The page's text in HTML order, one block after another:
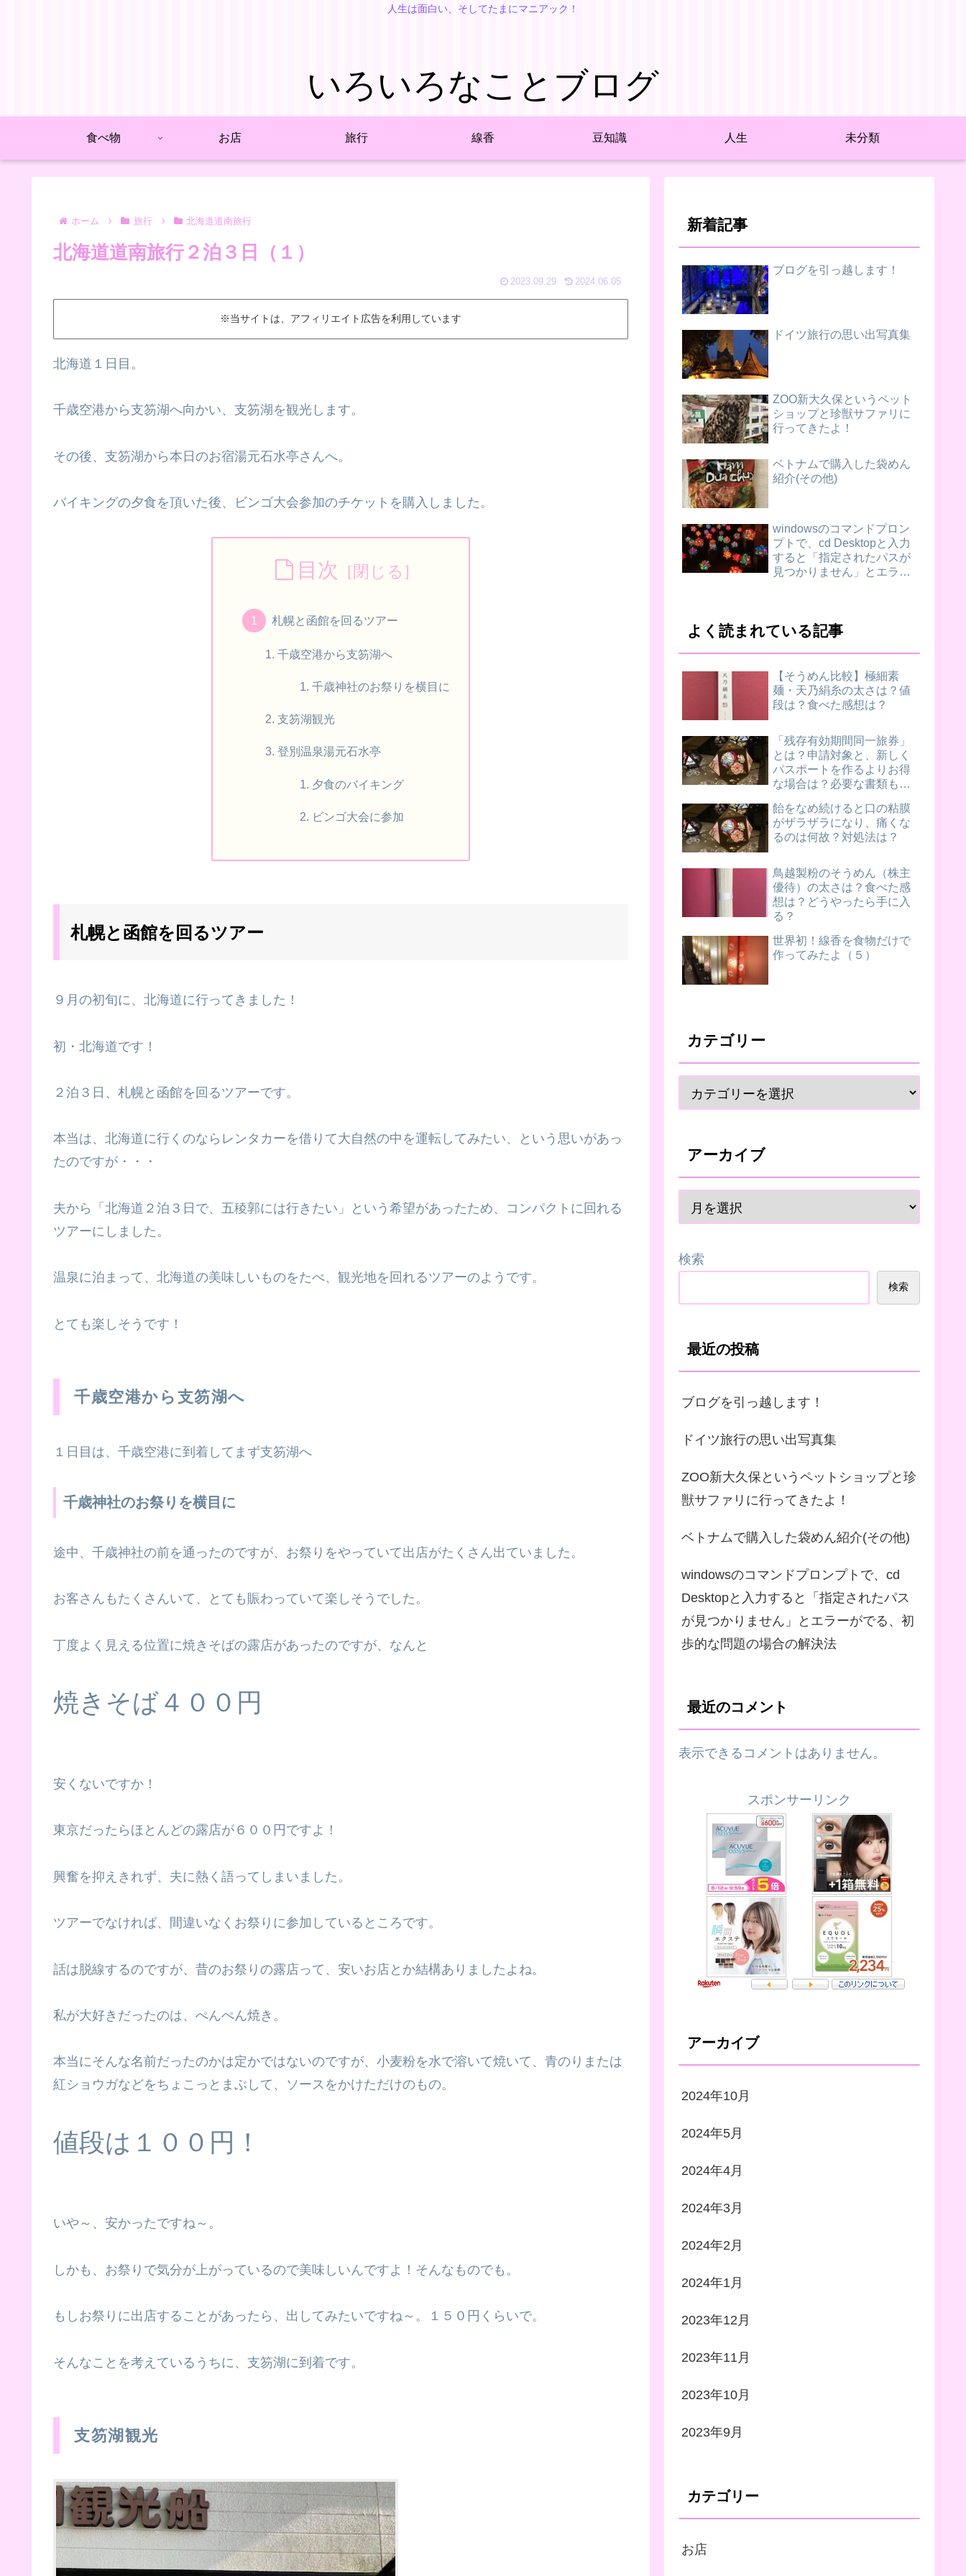
人生は面白い、そしてたまにマニアック！
いろいろなことブログ
食べ物 お店 旅行 線香 豆知識 人生 未分類
ホーム 旅行 北海道道南旅行
北海道道南旅行２泊３日（１）
2023.09.29 2024.06.05
※当サイトは、アフィリエイト広告を利用しています
北海道１日目。
千歳空港から支笏湖へ向かい、支笏湖を観光します。
その後、支笏湖から本日のお宿湯元石水亭さんへ。
バイキングの夕食を頂いた後、ビンゴ大会参加のチケットを購入しました。
目次
札幌と函館を回るツアー
千歳空港から支笏湖へ
千歳神社のお祭りを横目に
支笏湖観光
登別温泉湯元石水亭
夕食のバイキング
ビンゴ大会に参加
札幌と函館を回るツアー
９月の初旬に、北海道に行ってきました！
初・北海道です！
２泊３日、札幌と函館を回るツアーです。
本当は、北海道に行くのならレンタカーを借りて大自然の中を運転してみたい、という思いがあっ
たのですが・・・
夫から「北海道２泊３日で、五稜郭には行きたい」という希望があったため、コンパクトに回れる
ツアーにしました。
温泉に泊まって、北海道の美味しいものをたべ、観光地を回れるツアーのようです。
とても楽しそうです！
千歳空港から支笏湖へ
１日目は、千歳空港に到着してまず支笏湖へ
千歳神社のお祭りを横目に
途中、千歳神社の前を通ったのですが、お祭りをやっていて出店がたくさん出ていました。
お客さんもたくさんいて、とても賑わっていて楽しそうでした。
丁度よく見える位置に焼きそばの露店があったのですが、なんと
焼きそば４００円
安くないですか！
東京だったらほとんどの露店が６００円ですよ！
興奮を抑えきれず、夫に熱く語ってしまいました。
ツアーでなければ、間違いなくお祭りに参加しているところです。
話は脱線するのですが、昔のお祭りの露店って、安いお店とか結構ありましたよね。
私が大好きだったのは、ぺんぺん焼き。
本当にそんな名前だったのかは定かではないのですが、小麦粉を水で溶いて焼いて、青のりまたは
紅ショウガなどをちょこっとまぶして、ソースをかけただけのもの。
値段は１００円！
いや～、安かったですね～。
しかも、お祭りで気分が上がっているので美味しいんですよ！そんなものでも。
もしお祭りに出店することがあったら、出してみたいですね～。１５０円くらいで。
そんなことを考えているうちに、支笏湖に到着です。
支笏湖観光
新着記事
ブログを引っ越します！
ドイツ旅行の思い出写真集
ZOO新大久保というペット
ショップと珍獣サファリに
行ってきたよ！
ベトナムで購入した袋めん
紹介(その他)
windowsのコマンドプロン
プトで、cd Desktopと入力
すると「指定されたパスが
見つかりません」とエラー
よく読まれている記事
【そうめん比較】極細素
麺・天乃絹糸の太さは？値
段は？食べた感想は？
「残存有効期間同一旅券」
とは？申請対象と、新しく
パスポートを作るよりお得
な場合は？必要な書類もご
飴をなめ続けると口の粘膜
がザラザラになり、痛くな
るのは何故？対処法は？
鳥越製粉のそうめん（株主
優待）の太さは？食べた感
想は？どうやったら手に入
る？
世界初！線香を食物だけで
作ってみたよ（５）
カテゴリー
アーカイブ
検索
検索
最近の投稿
ブログを引っ越します！
ドイツ旅行の思い出写真集
ZOO新大久保というペットショップと珍
獣サファリに行ってきたよ！
ベトナムで購入した袋めん紹介(その他)
windowsのコマンドプロンプトで、cd
Desktopと入力すると「指定されたパス
が見つかりません」とエラーがでる、初
歩的な問題の場合の解決法
最近のコメント
表示できるコメントはありません。
スポンサーリンク
アーカイブ
2024年10月
2024年5月
2024年4月
2024年3月
2024年2月
2024年1月
2023年12月
2023年11月
2023年10月
2023年9月
カテゴリー
お店